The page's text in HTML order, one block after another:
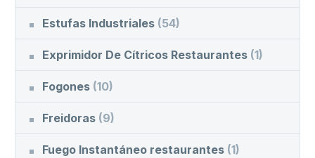
Estufas Industriales (54)
Exprimidor De Cítricos Restaurantes (1)
Fogones (10)
Freidoras (9)
Fuego Instantáneo restaurantes (1)